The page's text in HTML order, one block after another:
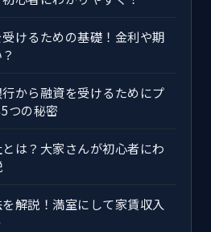
けるための基礎！金利や期
から融資を受けるためにプ
つの秘密
は？大家さんが初心者にわ
解説！満室にして家賃収入